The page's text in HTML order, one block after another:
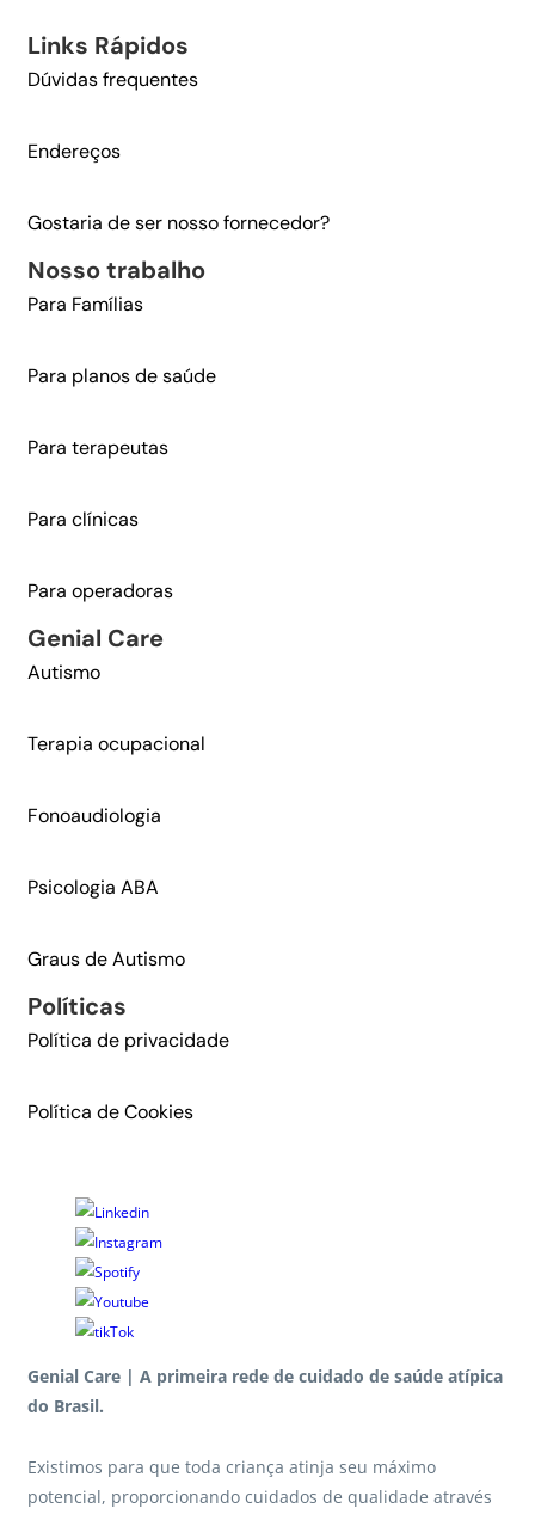
Links Rápidos​
Dúvidas frequentes
Endereços
Gostaria de ser nosso fornecedor?
Nosso trabalho​
Para Famílias
Para planos de saúde
Para terapeutas
Para clínicas
Para operadoras
Genial Care​
Autismo
Terapia ocupacional
Fonoaudiologia
Psicologia ABA
Graus de Autismo
Políticas
Política de privacidade
Política de Cookies
Genial Care | A primeira rede de cuidado de saúde atípica
do Brasil.
Existimos para que toda criança atinja seu máximo
potencial, proporcionando cuidados de qualidade através